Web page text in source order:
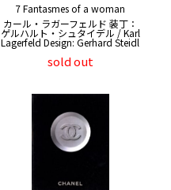
7 Fantasmes of a woman
カール・ラガーフェルド 装丁：
ゲルハルト・シュタイデル / Karl
Lagerfeld Design: Gerhard Steidl
sold out